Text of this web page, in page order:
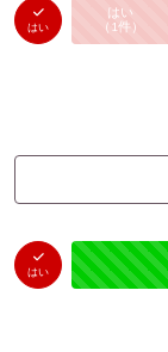
はい
はい
（ 1件）
はい
はい
（0件）
未投票